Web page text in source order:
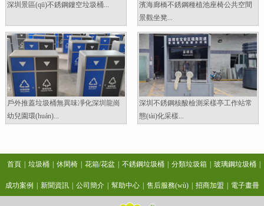
深圳景區(qū)不銹鋼鏤空垃圾桶...
濱海廊橋不銹鋼種植池座椅公共空間
景觀坐凳...
戶外推蓋垃圾桶無異味凈化深圳龍崗
幼兒園環(huán)...
深圳不銹鋼核酸檢測采樣亭工作站常
態(tài)化采樣...
首頁 | 垃圾桶 | 休閑椅 | 花箱/花盆 | 不銹鋼垃圾桶 | 分類垃圾箱 | 玻璃鋼垃圾桶 |
成功案例 | 新聞資訊 | 公司簡介 | 幫助中心 | 售后服務(wù) | 招商加盟 | 電子畫冊